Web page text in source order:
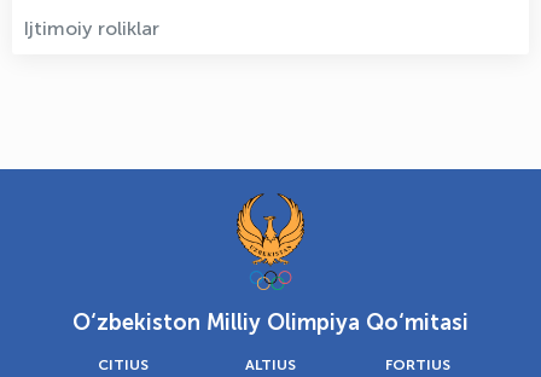
Ijtimoiy roliklar
O‘zbekiston Milliy Olimpiya Qo‘mitasi
CITIUS ALTIUS FORTIUS